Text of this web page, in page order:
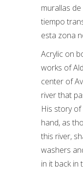
murallas
tiempo
esta zona
Acrylic on
works of
center of
river that
His story
hand, as
this river,
washers
in it back in